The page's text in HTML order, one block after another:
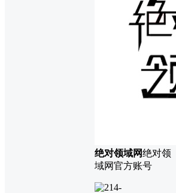
绝对领域网绝对领
域网官方账号